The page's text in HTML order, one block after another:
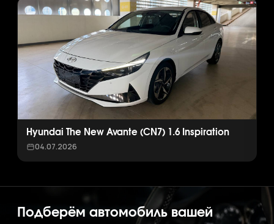
Hyundai The New Avante (CN7) 1.6 Inspiration
04.07.2026
Подберём автомобиль вашей